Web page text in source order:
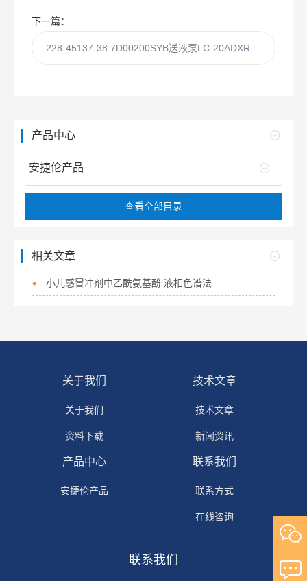
下一篇：
产品中心
安捷伦产品
查看全部目录
相关文章
小儿感冒冲剂中乙酰氨基酚 液相色谱法
关于我们
关于我们
资料下载
技术文章
技术文章
新闻资讯
产品中心
安捷伦产品
联系我们
联系方式
在线咨询
联系我们